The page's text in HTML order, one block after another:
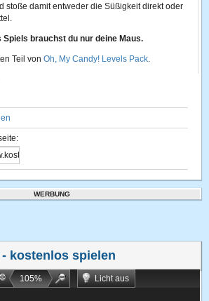
stoße damit entweder die Süßigkeit direkt oder
Spiels brauchst du nur deine Maus.
Teil vonOh, My Candy! Levels Pack.
WERBUNG
- kostenlos spielen
105%
Licht aus